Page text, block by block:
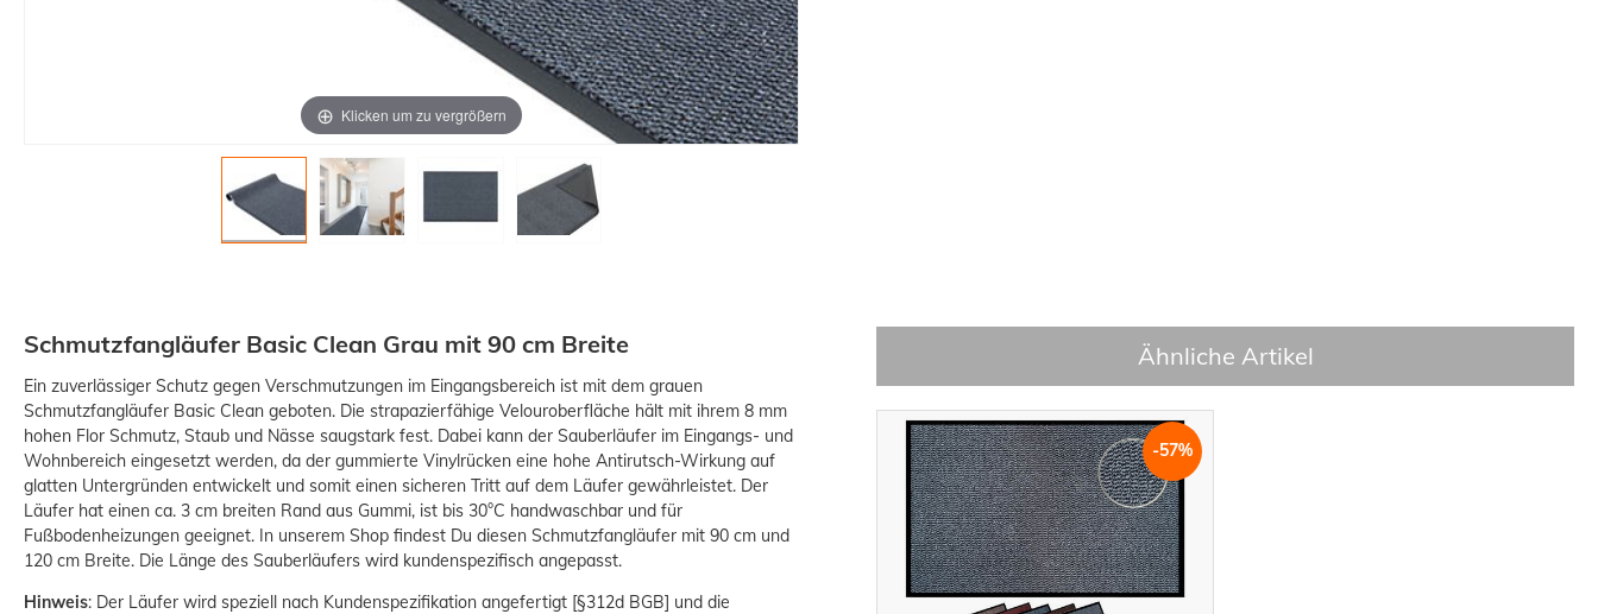
Klicken um zu vergrößern
Schmutzfangläufer Basic Clean Grau mit 90 cm Breite
Ein zuverlässiger Schutz gegen Verschmutzungen im Eingangsbereich ist mit dem grauen
Schmutzfangläufer Basic Clean geboten. Die strapazierfähige Velouroberfläche hält mit ihrem 8 mm
hohen Flor Schmutz, Staub und Nässe saugstark fest. Dabei kann der Sauberläufer im Eingangs- und
Wohnbereich eingesetzt werden, da der gummierte Vinylrücken eine hohe Antirutsch-Wirkung auf
glatten Untergründen entwickelt und somit einen sicheren Tritt auf dem Läufer gewährleistet. Der
Läufer hat einen ca. 3 cm breiten Rand aus Gummi, ist bis 30°C handwaschbar und für
Fußbodenheizungen geeignet. In unserem Shop findest Du diesen Schmutzfangläufer mit 90 cm und
120 cm Breite. Die Länge des Sauberläufers wird kundenspezifisch angepasst.
Hinweis: Der Läufer wird speziell nach Kundenspezifikation angefertigt [§312d BGB] und die
Ähnliche Artikel
-57%